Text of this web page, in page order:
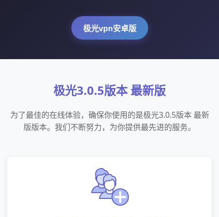
极光vpn安卓版
极光3.0.5版本 最新版
为了最佳的在线体验，确保你使用的是极光3.0.5版本 最新
版版本。我们不断努力，为你提供最先进的服务。